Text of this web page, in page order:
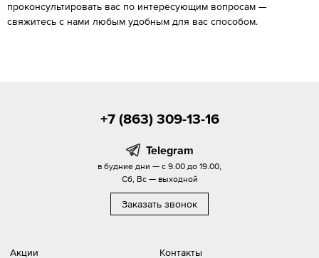
проконсультировать вас по интересующим вопросам —
свяжитесь с нами любым удобным для вас способом.
Акции Контакты
+7 (863) 309-13-16
Telegram
в будние дни — с 9.00 до 19.00,
Сб, Вс — выходной
Заказать звонок